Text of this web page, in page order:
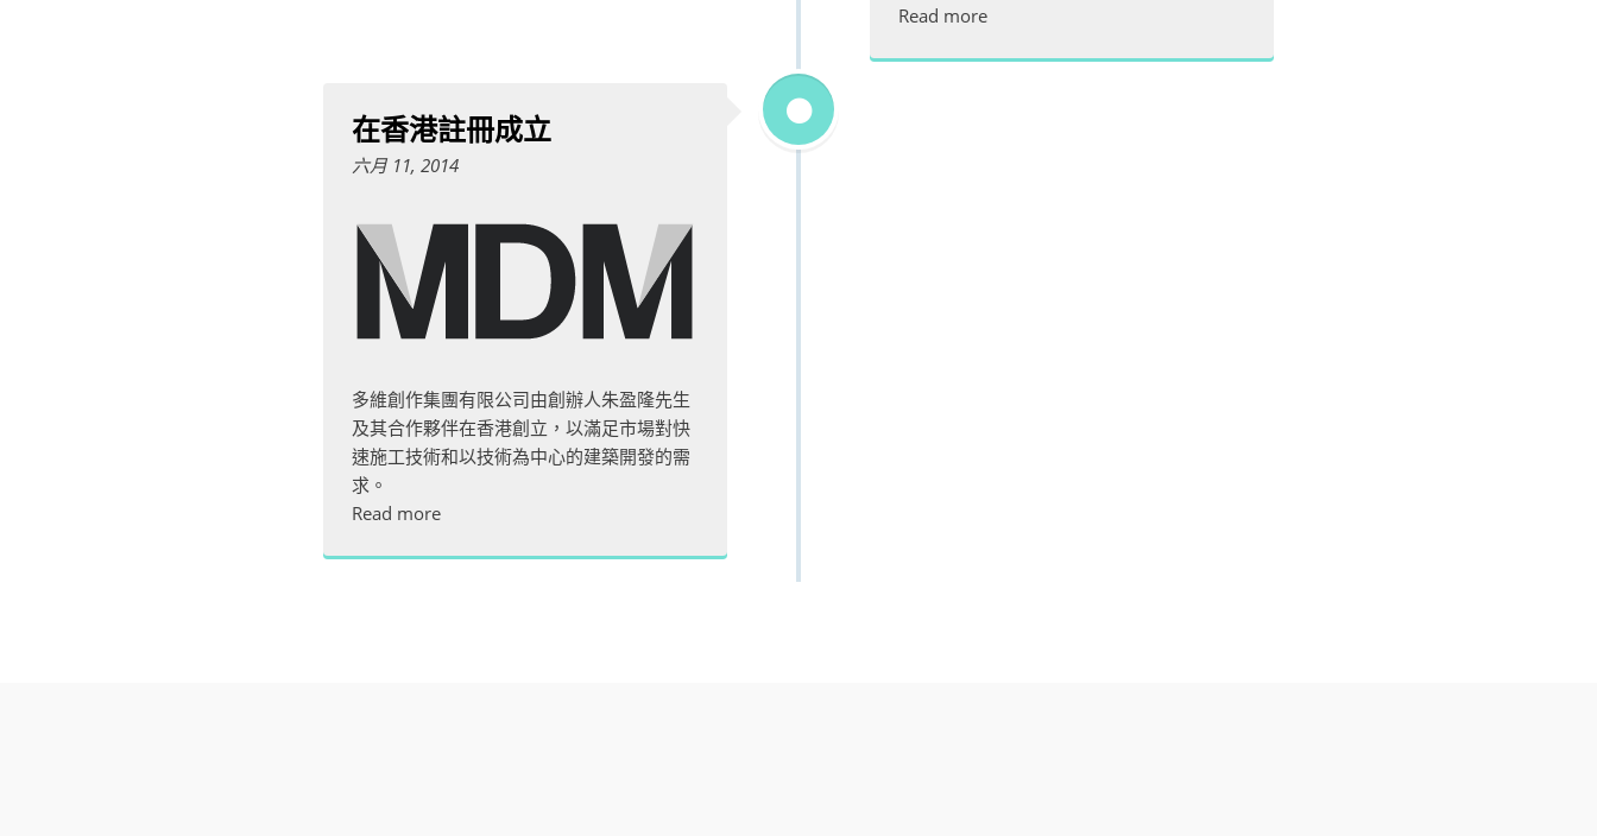
Read more
在香港註冊成立
六月 11, 2014
多維創作集團有限公司由創辦人朱盈隆先生
及其合作夥伴在香港創立，以滿足市場對快
速施工技術和以技術為中心的建築開發的需
求。
Read more